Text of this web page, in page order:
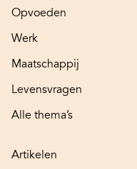
Opvoeden
Werk
Maatschappij
Levensvragen
Alle thema’s
Artikelen